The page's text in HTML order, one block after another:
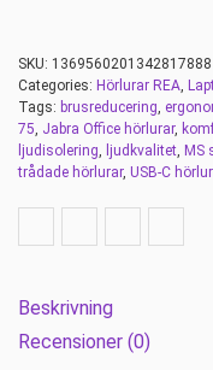
SKU: 1369560201342817888
Categories: Hörlurar REA,
Tags: brusreducering,
75, Jabra Office hörlurar,
ljudisolering, ljudkvalitet, MS
trådade hörlurar, USB-C
Beskrivning
Recensioner (0)